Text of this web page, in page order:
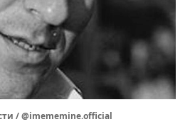
/ @imememine.official